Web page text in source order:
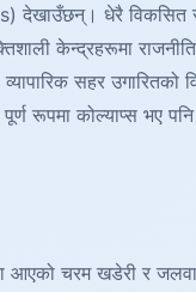
देखाउँछन्। धेरै
केन्द्रहरूमा
सहर
रूपमा कोल्याप्स भए
चरम खडेरी र